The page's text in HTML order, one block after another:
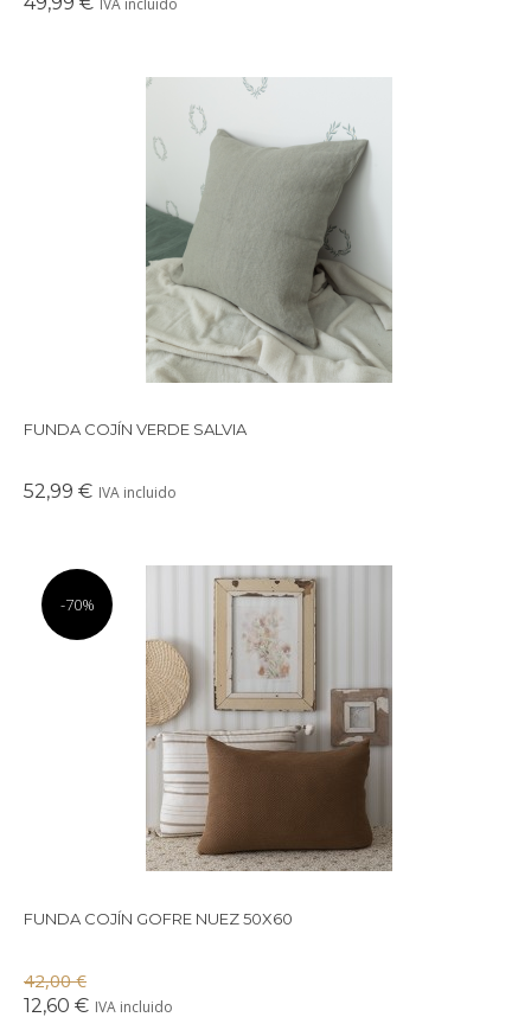
Funda de cojín 100% lino natural en tono verde salvia.
FUNDA COJÍN VERDE SALVIA
52,99 € IVA incluido
Preciosa funda de algodón con textura en relieve de color
FUNDA COJÍN GOFRE NUEZ 50X60
-70%
42,00 €
12,60 € IVA incluido